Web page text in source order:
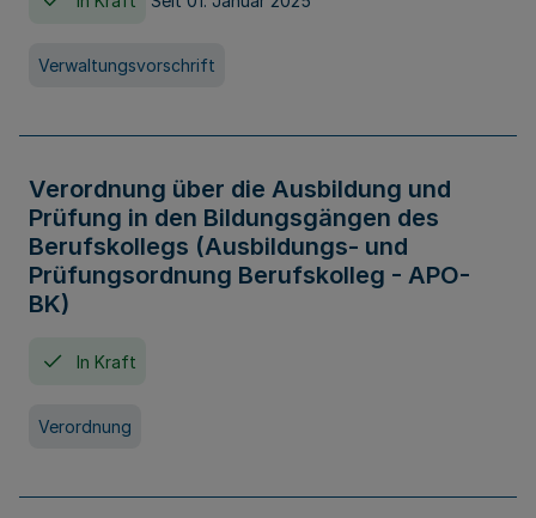
Verwaltungsvorschrift
Verordnung über die Ausbildung und
Prüfung in den Bildungsgängen des
Berufskollegs (Ausbildungs- und
Prüfungsordnung Berufskolleg - APO-
BK)
In Kraft
Verordnung